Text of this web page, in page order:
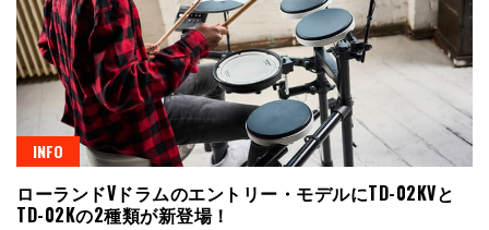
INFO
ローランドVドラムのエントリー・モデルにTD-02KVと
TD-02Kの2種類が新登場！